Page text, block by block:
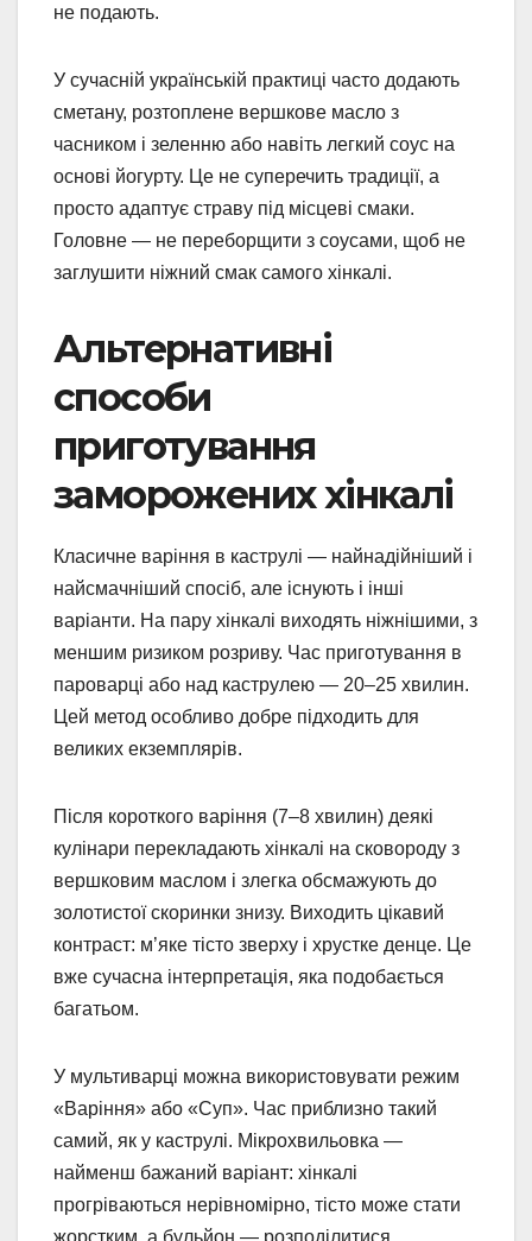
не подають.
У сучасній українській практиці часто додають
сметану, розтоплене вершкове масло з
часником і зеленню або навіть легкий соус на
основі йогурту. Це не суперечить традиції, а
просто адаптує страву під місцеві смаки.
Головне — не переборщити з соусами, щоб не
заглушити ніжний смак самого хінкалі.
Альтернативні
способи
приготування
заморожених хінкалі
Класичне варіння в каструлі — найнадійніший і
найсмачніший спосіб, але існують і інші
варіанти. На пару хінкалі виходять ніжнішими, з
меншим ризиком розриву. Час приготування в
пароварці або над каструлею — 20–25 хвилин.
Цей метод особливо добре підходить для
великих екземплярів.
Після короткого варіння (7–8 хвилин) деякі
кулінари перекладають хінкалі на сковороду з
вершковим маслом і злегка обсмажують до
золотистої скоринки знизу. Виходить цікавий
контраст: м’яке тісто зверху і хрустке денце. Це
вже сучасна інтерпретація, яка подобається
багатьом.
У мультиварці можна використовувати режим
«Варіння» або «Суп». Час приблизно такий
самий, як у каструлі. Мікрохвильовка —
найменш бажаний варіант: хінкалі
прогріваються нерівномірно, тісто може стати
жорстким, а бульйон — розподілитися